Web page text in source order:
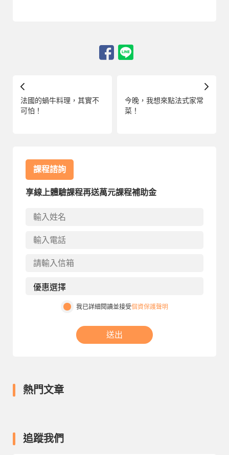
法國的蝸牛料理，其實不
可怕！
今晚，我想來點法式家常
菜！
課程諮詢
享線上體驗課程再送萬元課程補助金
我已詳細閱讀並接受個資保護聲明
送出
熱門文章
追蹤我們